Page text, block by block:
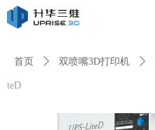
首页 ꄲ 双喷嘴3D打印机 ꄲ
teD